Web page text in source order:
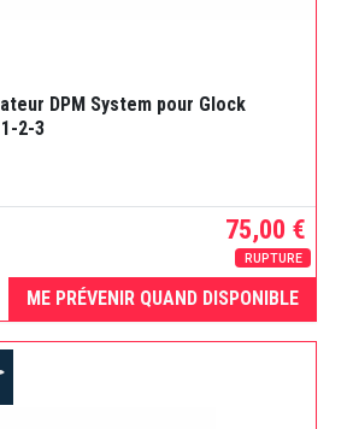
DPM System pour Glock
2-3
75,00 €
RUPTURE
ME PRÉVENIR QUAND DISPONIBLE